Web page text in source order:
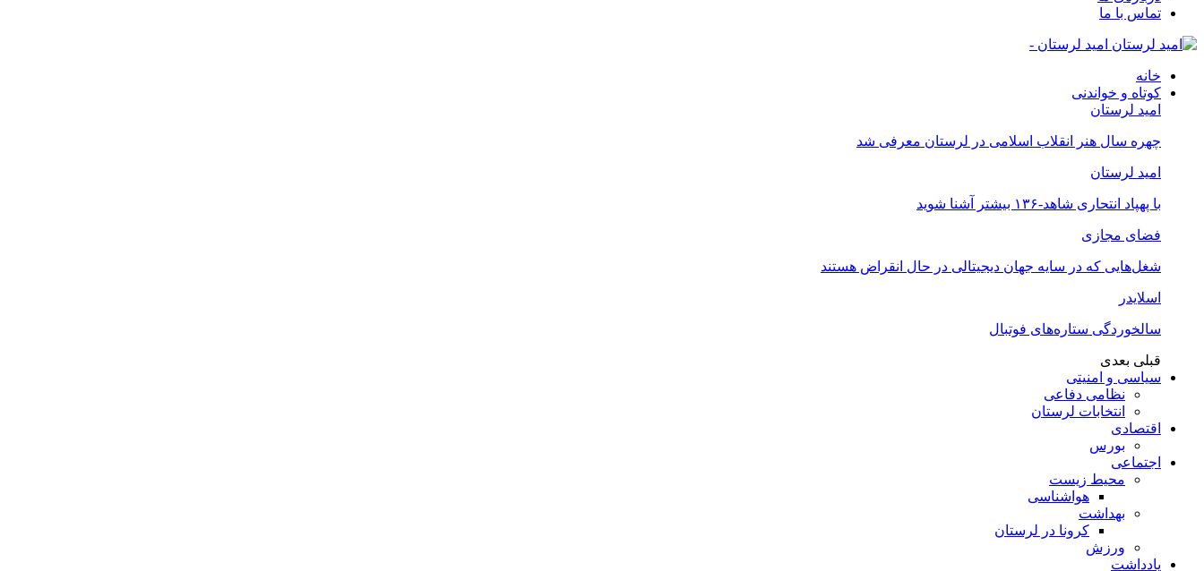
تماس با ما
امید لرستان -
خانه
کوتاه و خواندنی
امید لرستان
چهره سال هنر انقلاب اسلامی در لرستان معرفی شد
امید لرستان
با پهپاد انتحاری شاهد-۱۳۶ بیشتر آشنا شوید
فضای مجازی
شغل‌‌هایی که در سایه جهان دیجیتالی در حال انقراض هستند
اسلایدر
سالخوردگی ستاره‌های فوتبال
قبلی بعدی
سیاسی و امنیتی
نظامی دفاعی
انتخابات لرستان
اقتصادی
بورس
اجتماعی
محیط زیست
هواشناسی
بهداشت
کرونا در لرستان
ورزش
یادداشت